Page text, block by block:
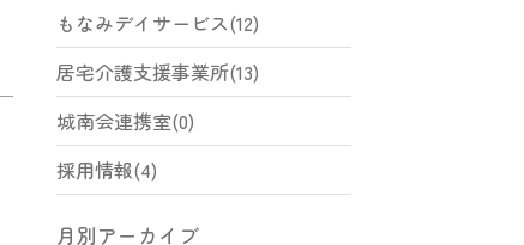
もなみデイサービス(12)
居宅介護支援事業所(13)
城南会連携室(0)
採用情報(4)
月別アーカイブ